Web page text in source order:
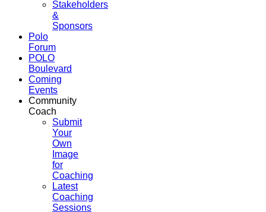
Stakeholders
&
Sponsors
Polo
Forum
POLO
Boulevard
Coming
Events
Community
Coach
Submit
Your
Own
Image
for
Coaching
Latest
Coaching
Sessions